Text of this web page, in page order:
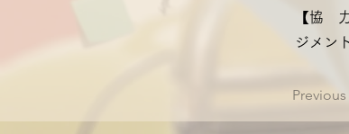
【協
ジメン
Previous